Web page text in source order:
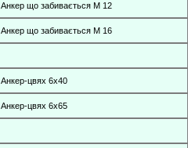
Анкер що забивається М 12
Анкер що забивається М 16
Анкер-цвях 6х40
Анкер-цвях 6х65